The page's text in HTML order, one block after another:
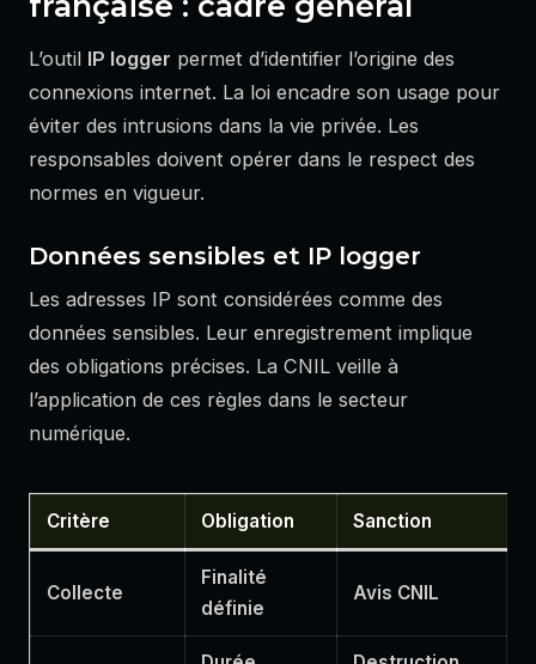
L’outil IP logger permet d’identifier l’origine des
connexions internet. La loi encadre son usage pour
éviter des intrusions dans la vie privée. Les
responsables doivent opérer dans le respect des
normes en vigueur.
Données sensibles et IP logger
Les adresses IP sont considérées comme des
données sensibles. Leur enregistrement implique
des obligations précises. La CNIL veille à
l’application de ces règles dans le secteur
numérique.
Critère Obligation Sanction
Collecte
Finalité
définie
Avis CNIL